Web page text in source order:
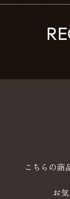
こちらの商
お